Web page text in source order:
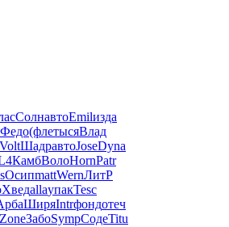
СолнавтоEmilизда
Федо(флетысяВлад
VoltШадравтоJoseDyna
КамбВолоHornPatr
ОсипmattWernЛитР
ХведallaупакTesc
ШиряIntrфондотеч
ZoneЗабоSympСодеTitu